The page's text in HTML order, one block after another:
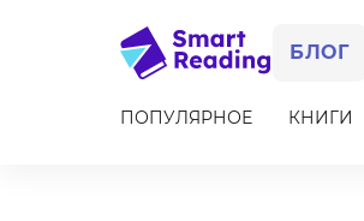
БЛОГ
ПОПУЛЯРНОЕ КНИГИ